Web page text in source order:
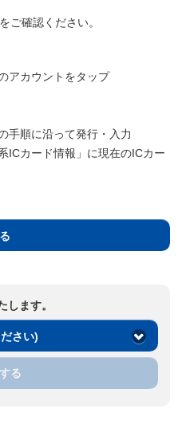
ご確認ください。
アカウントをタップ
手順に沿って発行・入力
ICカード情報」に現在のICカー
します。
さい)
る